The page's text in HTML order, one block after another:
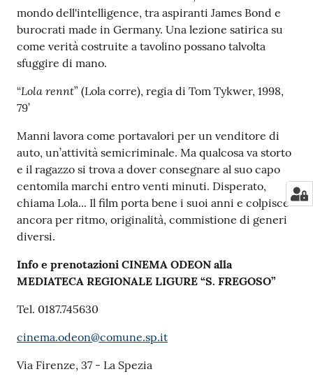
mondo dell'intelligence, tra aspiranti James Bond e
burocrati made in Germany. Una lezione satirica su
come verità costruite a tavolino possano talvolta
sfuggire di mano.
“Lola rennt” (Lola corre), regia di Tom Tykwer, 1998,
79’
Manni lavora come portavalori per un venditore di
auto, un’attività semicriminale. Ma qualcosa va storto
e il ragazzo si trova a dover consegnare al suo capo
centomila marchi entro venti minuti. Disperato,
chiama Lola... Il film porta bene i suoi anni e colpisce
ancora per ritmo, originalità, commistione di generi
diversi.
Info e prenotazioni CINEMA ODEON alla
MEDIATECA REGIONALE LIGURE “S. FREGOSO”
Tel. 0187.745630
cinema.odeon@comune.sp.it
Via Firenze, 37 - La Spezia